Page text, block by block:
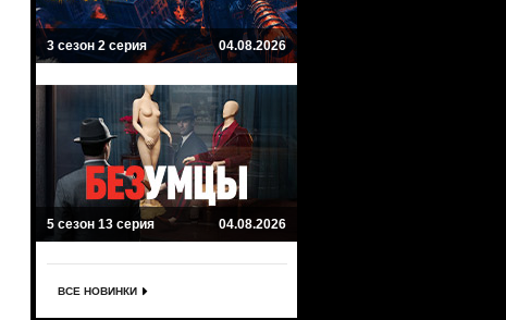
3 сезон 2 серия 04.08.2026
5 сезон 13 серия 04.08.2026
ВСЕ НОВИНКИ